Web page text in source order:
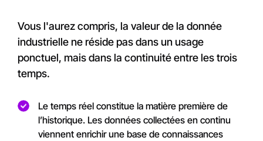
Vous l'aurez compris, la valeur de la donnée
industrielle ne réside pas dans un usage
ponctuel, mais dans la continuité entre les trois
temps.
Le temps réel constitue la matière première de
l’historique. Les données collectées en continu
viennent enrichir une base de connaissances